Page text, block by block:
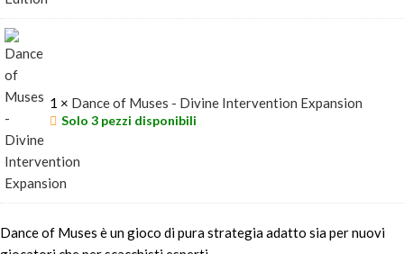
1 × Dance of Muses - Divine Intervention Expansion
Solo 3 pezzi disponibili
Dance of Muses è un gioco di pura strategia adatto sia per nuovi